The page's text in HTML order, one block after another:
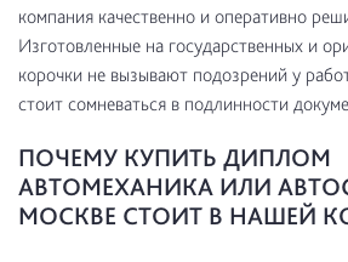
компания качественно и оперативно
Изготовленные на государственных и
корочки не вызывают подозрений у
стоит сомневаться в подлинности
ПОЧЕМУ КУПИТЬ ДИПЛОМ
АВТОМЕХАНИКА ИЛИ
МОСКВЕ СТОИТ В НАШЕЙ